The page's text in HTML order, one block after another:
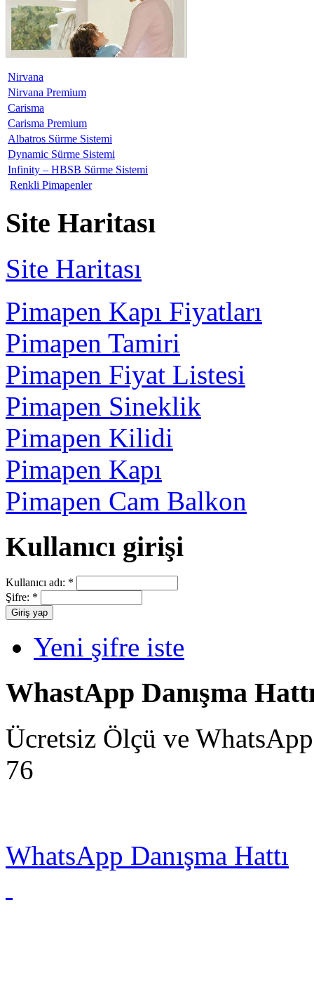
Nirvana
Nirvana Premium
Carisma
Carisma Premium
Albatros Sürme Sistemi
Dynamic Sürme Sistemi
Infinity – HBSB Sürme Sistemi
Renkli Pimapenler
Site Haritası
Site Haritası
Pimapen Kapı Fiyatları
Pimapen Tamiri
Pimapen Fiyat Listesi
Pimapen Sineklik
Pimapen Kilidi
Pimapen Kapı
Pimapen Cam Balkon
Kullanıcı girişi
Kullanıcı adı: *
Şifre: *
Yeni şifre iste
WhastApp Danışma
Ücretsiz Ölçü ve
76
WhatsApp Danışma Hattı